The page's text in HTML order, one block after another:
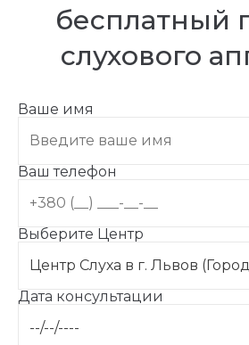
бесплатный
слухового
Ваше имя
Ваш телефон
Выберите Центр
Дата консультации